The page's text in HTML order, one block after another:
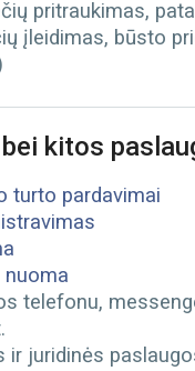
pritraukimas,
įleidimas, būsto
kitos
turto pardavimai
telefonu,
ir juridinės